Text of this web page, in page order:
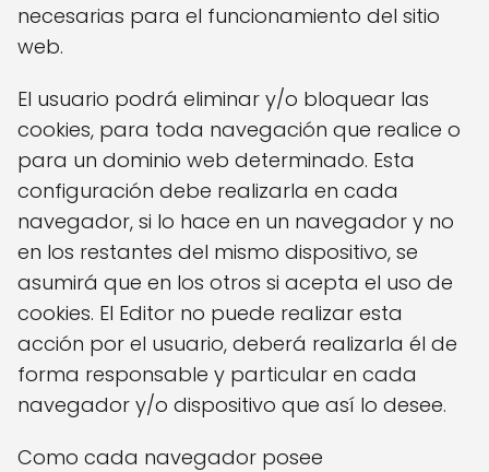
necesarias para el funcionamiento del sitio
web.
El usuario podrá eliminar y/o bloquear las
cookies, para toda navegación que realice o
para un dominio web determinado. Esta
configuración debe realizarla en cada
navegador, si lo hace en un navegador y no
en los restantes del mismo dispositivo, se
asumirá que en los otros si acepta el uso de
cookies. El Editor no puede realizar esta
acción por el usuario, deberá realizarla él de
forma responsable y particular en cada
navegador y/o dispositivo que así lo desee.
Como cada navegador posee